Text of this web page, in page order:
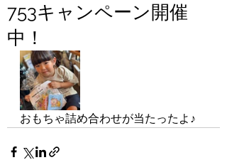
753キャンペーン開催
中！
おもちゃ詰め合わせが当たったよ♪